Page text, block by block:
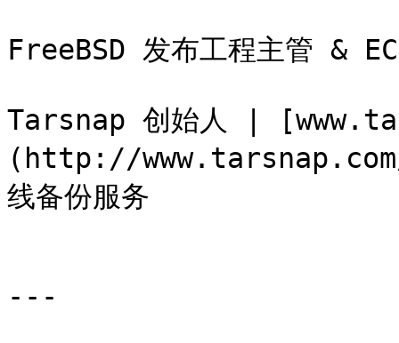
FreeBSD 发布工程主管 &
Tarsnap 创始人 |
(http://www.tarsnap.com/
线备份服务
---